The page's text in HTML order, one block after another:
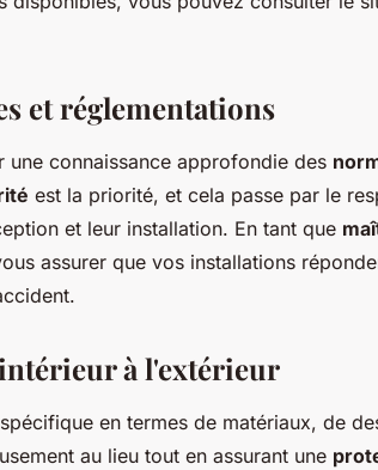
et réglementations
connaissance approfondie des
est la priorité, et cela passe par le
et leur installation. En tant que
assurer que vos installations
à l'extérieur
en termes de matériaux, de
au lieu tout en assurant une